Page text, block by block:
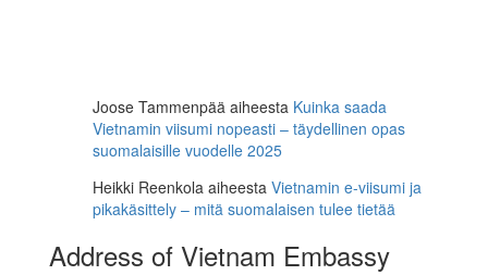
Joose Tammenpää aiheesta Kuinka saada
Vietnamin viisumi nopeasti – täydellinen opas
suomalaisille vuodelle 2025
Heikki Reenkola aiheesta Vietnamin e-viisumi ja
pikakäsittely – mitä suomalaisen tulee tietää
Address of Vietnam Embassy